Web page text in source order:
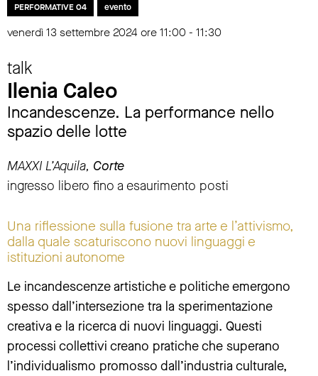
PERFORMATIVE 04 evento
venerdì 13 settembre 2024 ore 11:00 - 11:30
talk
Ilenia Caleo
Incandescenze. La performance nello
spazio delle lotte
MAXXI L’Aquila, Corte
ingresso libero fino a esaurimento posti
Una riflessione sulla fusione tra arte e l’attivismo,
dalla quale scaturiscono nuovi linguaggi e
istituzioni autonome
Le incandescenze artistiche e politiche emergono
spesso dall’intersezione tra la sperimentazione
creativa e la ricerca di nuovi linguaggi. Questi
processi collettivi creano pratiche che superano
l’individualismo promosso dall’industria culturale,